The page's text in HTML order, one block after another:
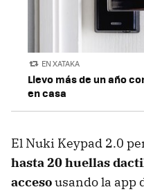
EN XATAKA
Llevo más de un año
en casa
El Nuki Keypad 2.0
hasta 20 huellas
accesousando la app